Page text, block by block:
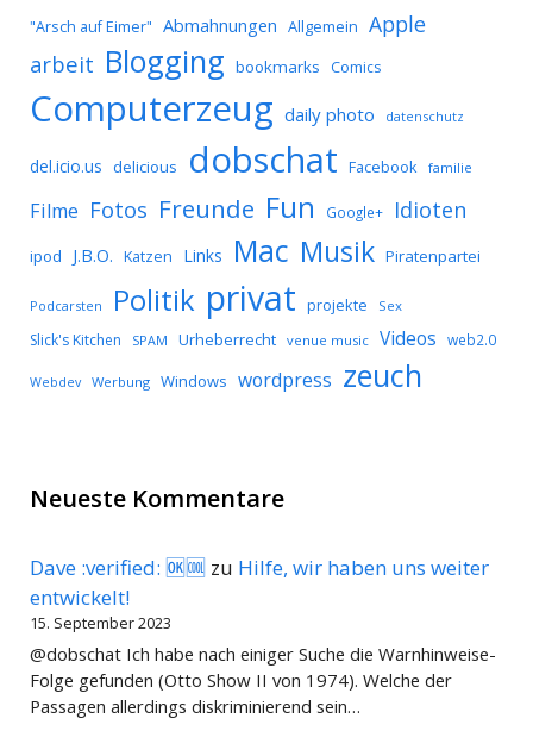
"Arsch auf Eimer" Abmahnungen Allgemein Apple
arbeit Blogging bookmarks Comics
Computerzeug daily photo datenschutz
del.icio.us delicious dobschat Facebook familie
Filme Fotos Freunde Fun Google+ Idioten
ipod J.B.O. Katzen Links Mac Musik Piratenpartei
Podcarsten Politik privat projekte Sex
Slick's Kitchen SPAM Urheberrecht venue music Videos web2.0
Webdev Werbung Windows wordpress zeuch
Neueste Kommentare
Dave :verified: 🆗🆒 zu Hilfe, wir haben uns weiter
entwickelt!
15. September 2023
@dobschat Ich habe nach einiger Suche die Warnhinweise-
Folge gefunden (Otto Show II von 1974). Welche der
Passagen allerdings diskriminierend sein…